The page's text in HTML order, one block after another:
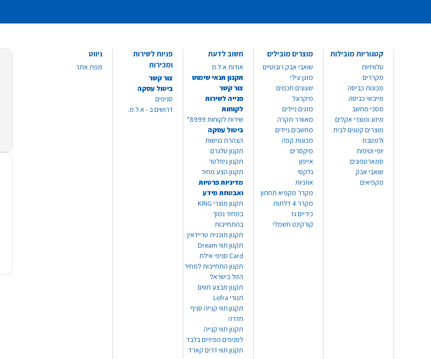
קטגוריות מובילות
טלוויזיות
מקררים
מכונות כביסה
מייבשי כביסה
מסכי מחשב
מיזוג ומוצרי אקלים
מוצרים קטנים לבית
ולמטבח
יופי וטיפוח
סמארטפונים
שואבי אבק
מקפיאים
מוצרים מובילים
שואבי אבק רובוטיים
מזגן עילי
שעונים חכמים
מיקרוגל
מזגים ניידים
מאוורר תקרה
מחשבים ניידים
מכונות קפה
מיקסרים
אייפון
גלקסי
אוזניות
מקרר מקפיא תחתון
מקרר 4 דלתות
כיריים גז
קורקינט חשמלי
חשוב לדעת
אודות א.ל.מ
תקנון תנאי שימוש
צור קשר
פנייה לשירות
לקוחות
שירות לקוחות 8999*
ביטול עסקה
הצהרת נגישות
תקנון טלגרם
תקנון ניוזלטר
תקנון הצע מחיר
מדיניות פרטיות
ואבטחת מידע
תקנון מוצרי KING
במחיר נמוך
בהתחייבות
תקנון תוכנית טריידאין
תקנון תווי Dream
Card סניפי אילת
תקנון התחייבות למחיר
הזול בישראל
תקנון מבצע תווים
תנורי Lofra
תקנון תווי קנייה סניף
חדרה
תקנון תווי קנייה
לסניפים הפיזיים בלבד
תקנון תווי דרים קארד
פניות לשירות
ומכירות
צור קשר
ביטול עסקה
סניפים
דרושים ב - א.ל.מ.
ניווט
מפת אתר